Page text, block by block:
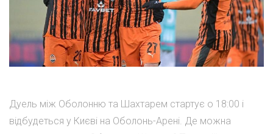
Дуель між Оболонню та Шахтарем стартує о 18:00 і
відбудеться у Києві на Оболонь-Арені. Де можна